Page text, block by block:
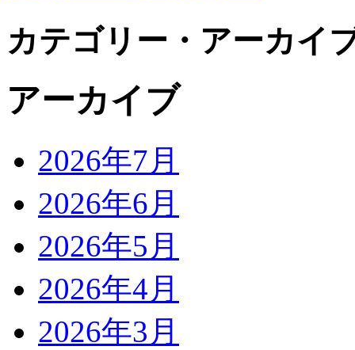
カテゴリー・アーカイ
アーカイブ
2026年7月
2026年6月
2026年5月
2026年4月
2026年3月